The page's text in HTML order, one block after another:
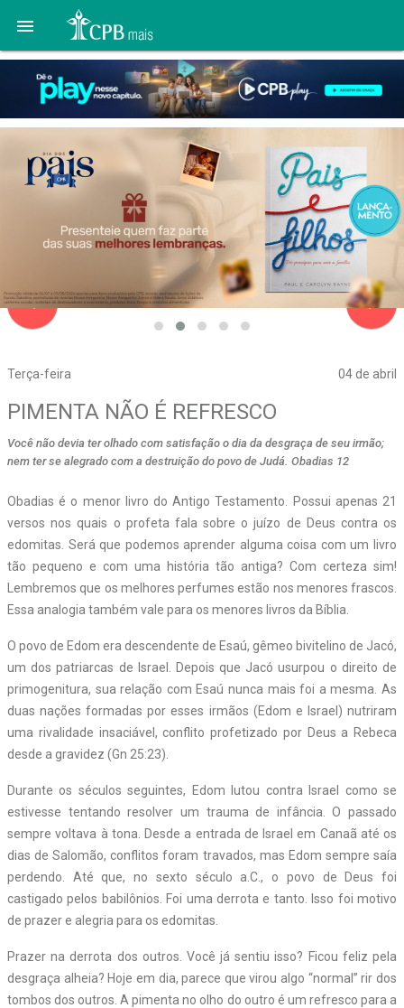

Terça-feira 04 de abril
navigate_before
PIMENTA NÃO É REFRESCO
Você não devia ter olhado com satisfação o dia da desgraça de seu irmão;
nem ter se alegrado com a destruição do povo de Judá. Obadias 12
Obadias é o menor livro do Antigo Testamento. Possui apenas 21
versos nos quais o profeta fala sobre o juízo de Deus contra os
edomitas. Será que podemos aprender alguma coisa com um livro
tão pequeno e com uma história tão antiga? Com certeza sim!
Lembremos que os melhores perfumes estão nos menores frascos.
Essa analogia também vale para os menores livros da Bíblia.
O povo de Edom era descendente de Esaú, gêmeo bivitelino de Jacó,
um dos patriarcas de Israel. Depois que Jacó usurpou o direito de
primogenitura, sua relação com Esaú nunca mais foi a mesma. As
duas nações formadas por esses irmãos (Edom e Israel) nutriram
uma rivalidade insaciável, conflito profetizado por Deus a Rebeca
desde a gravidez (Gn 25:23).
Durante os séculos seguintes, Edom lutou contra Israel como se
estivesse tentando resolver um trauma de infância. O passado
sempre voltava à tona. Desde a entrada de Israel em Canaã até os
dias de Salomão, conflitos foram travados, mas Edom sempre saía
perdendo. Até que, no sexto século a.C., o povo de Deus foi
castigado pelos babilônios. Foi uma derrota e tanto. Isso foi motivo
de prazer e alegria para os edomitas.
Prazer na derrota dos outros. Você já sentiu isso? Ficou feliz pela
desgraça alheia? Hoje em dia, parece que virou algo “normal” rir dos
tombos dos outros. A pimenta no olho do outro é um refresco para a
navigate_next